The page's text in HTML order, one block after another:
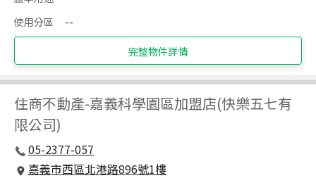
使用分區
--
完整物件詳情
住商不動產-嘉義科學園區加盟店(快樂五七有
限公司)
05-2377-057
嘉義市西區北港路896號1樓